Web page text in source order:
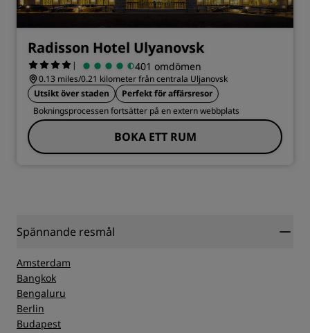
Radisson Hotel Ulyanovsk
| 401 omdömen
0.13 miles/0.21 kilometer från centrala Uljanovsk
Utsikt över staden
Perfekt för affärsresor
Bokningsprocessen fortsätter på en extern webbplats
BOKA ETT RUM
Spännande resmål
Amsterdam
Bangkok
Bengaluru
Berlin
Budapest